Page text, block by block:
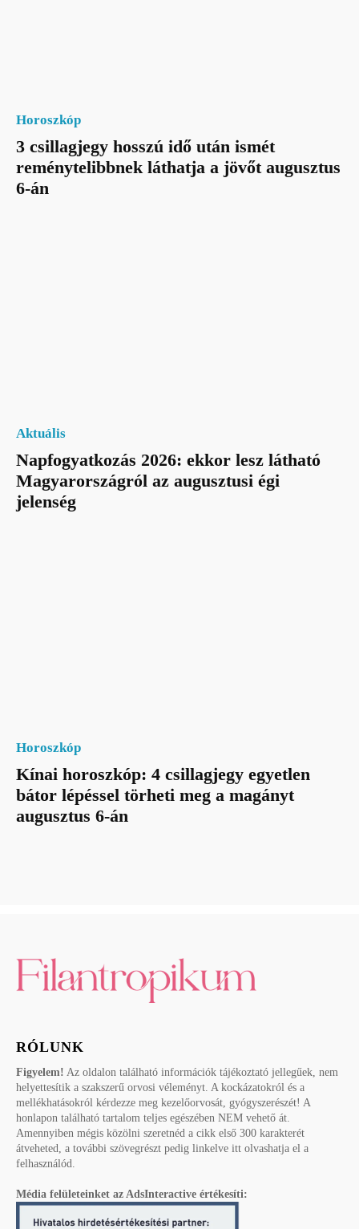
Horoszkóp
3 csillagjegy hosszú idő után ismét
reménytelibbnek láthatja a jövőt augusztus
6-án
Aktuális
Napfogyatkozás 2026: ekkor lesz látható
Magyarországról az augusztusi égi
jelenség
Horoszkóp
Kínai horoszkóp: 4 csillagjegy egyetlen
bátor lépéssel törheti meg a magányt
augusztus 6-án
RÓLUNK
Figyelem! Az oldalon található információk tájékoztató jellegűek, nem
helyettesítik a szakszerű orvosi véleményt. A kockázatokról és a
mellékhatásokról kérdezze meg kezelőorvosát, gyógyszerészét! A
honlapon található tartalom teljes egészében NEM vehető át.
Amennyiben mégis közölni szeretnéd a cikk első 300 karakterét
átveheted, a további szövegrészt pedig linkelve itt olvashatja el a
felhasználód.
Média felületeinket az AdsInteractive értékesíti: